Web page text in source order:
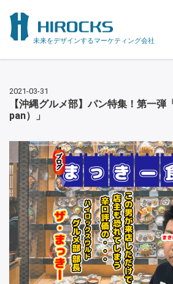
未来をデザインするマーケティング会社
2021-03-31
【沖縄グルメ部】パン特集！第一
pan）」